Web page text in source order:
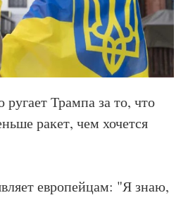
Трампа за то, что
ракет, чем хочется
европейцам: "Я знаю,